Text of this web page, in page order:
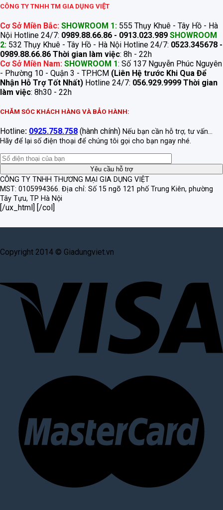
CÔNG TY TNHH TM GIA DỤNG VIỆT
Cơ Sở Miền Bắc: SHOWROOM 1: 555 Thụy Khuê - Tây Hồ - Hà
Nội Hotline 24/7: 0989.88.66.86 - 0913.023.989 SHOWROOM
2: 532 Thụy Khuê - Tây Hồ - Hà Nội Hotline 24/7: 0523.345678 -
0989.88.66.86 Thời gian làm việc: 8h - 22h
Cơ Sở Miền Nam: SHOWROOM 1: Số 137 Nguyễn Phúc Nguyên
- Phường 10 - Quận 3 - TP.HCM (Liên Hệ trước Khi Qua Để
Nhận Hỗ Trợ Tốt Nhất) Hotline 24/7: 056.929.9999 Thời gian
làm việc: 8h30 - 22h
CHĂM SÓC KHÁCH HÀNG VÀ BẢO HÀNH:
Hotline: 0925.758.758 (hành chính) Nếu bạn cần hỗ trợ, tư vấn...
Hãy để lại số điện thoại để chúng tôi gọi cho bạn ngay nhé.
CÔNG TY TNHH THƯƠNG MẠI GIA DỤNG VIỆT
MST: 0105994366. Địa chỉ: Số 15 ngõ 121 phố Trung Kiên, phường
Tây Tựu, TP Hà Nội
[/ux_html] [/col]
Copyright 2014 © Giadungviet.vn